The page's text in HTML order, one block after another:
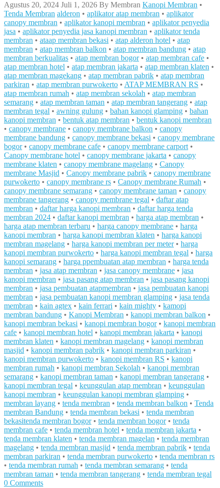
Agustus 20, 2024 Juli 1, 2026 By Membran Kanopi Membran •
Tenda Membran alderon • aplikator atap membran • aplikator
canopy membran • aplikator kanopi membran • aplikator penyedia
jasa • aplikator penyedia jasa kanopi membran • aplikator tenda
membran • ataap membran bekasi • atap alderon hotel • atap
membran • atap membran balkon • atap membran bandung • atap
membran berkualitas • atap membran bogor• atap membran cafe •
atap membran hotel • atap membran jakarta • atap membran klaten •
atap membran magekang • atap membran pabrik • atap membran
parkiran • atap membran purwokerto • ATAP MEMBRAN RS •
atap membran rumah • atap membran sekolah • atap membran
semarang • atap membran taman • atap membran tangerang • atap
membran tegal • awning gulung • bahan kanopi glamping • bahan
kanopi membran • bentuk atap membran • bentuk kanopi membran
• canopy membrane • canopy membrane balkon • canopy
membrane bandung • canopy membrane bekasi • canopy membrane
bogor• canopy membrane cafe • canopy membrane carport •
Canopy membrane hotel • canopy membrane jakarta • canopy
membrane klaten • canopy membrane magelang • Canopy
membrane Masjid • Canopy membrane pabrik • canopy membrane
purwokerto • canopy membrane rs • Canopy membrane Rumah •
canopy membrane semarang • canopy membrane taman • canopy
membrane tangerang • canopy membrane tegal • daftar atap
membran • daftar harga kanopi membran • daftar harga tenda
membran 2024 • daftar kanopi membran • harga atap membran •
harga atap membran terbaru • harga canopy membrane • harga
kanopi membran • harga kanopi membran klaten • harga kanopi
membran magelang • harga kanopi membran per meter• harga
kanopi membran purwokerto • harga kanopi membran tegal • harga
kanopi semarang • harga ppembuatan atap membran • harga tenda
membran • jasa atap membran • jasa canopy membrane • jasa
kanopi membran • jasa pasang atap membran • jasa pasang kanopi
membran • jasa pembuatan atapmembran • jasa pembuatan kanopi
membran • jasa pembuatan kanopi membran glamping • jasa tenda
membran • kain agtex • kain ferrari • kain mighty • kamopi
membran bandung • Kanopi Membran • kanopi membran balkon •
kanopi membran bekasi • kanopi membran bogor• kanopi membran
cafe • kanopi membran hotel • kanopi membran jakarta • kanopi
membran klaten • kanopi membran magelang • kanopi membran
masjid • kanopi membran pabrik • kanopi membran parkiran •
kanopi membran purwokerto • kanopi membran RS • kanopi
membran rumah • kanopi membran Sekolah • kanopi membran
semarang • kanopi membran taman • kanopi membran tangerang •
kanopi membran tegal • keunggulan atap membran • keunggulan
kanopi membran • keunggulan kanopi membran glamping •
membran layang • tenda membran • tenda membran balkon • Tenda
membran Bandung • tenda membran bekasi • tenda membran
bekasitenda membran bogor• tenda membran bogor• tenda
membran cafe • tenda membran hotel • tenda membran jakarta •
tenda membran klaten • tenda membran magelan • tenda membran
magelang • tenda membran masjid • tenda membran pabrik • tenda
membran parkiran • tenda membran purwokerto • tenda membran rs
• tenda membran rumah • tenda membran semarang • tenda
membran taman • tenda membran tangerang • tenda membran tegal
0 Comments